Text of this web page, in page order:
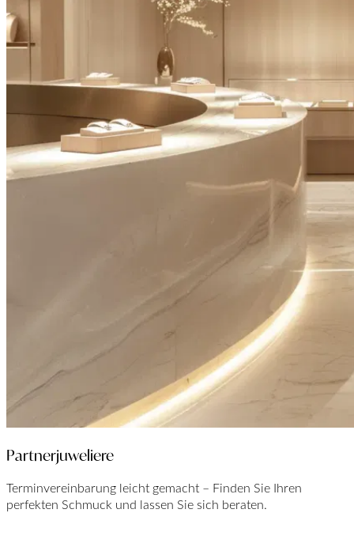
Partnerjuweliere
Terminvereinbarung leicht gemacht – Finden Sie Ihren
perfekten Schmuck und lassen Sie sich beraten.